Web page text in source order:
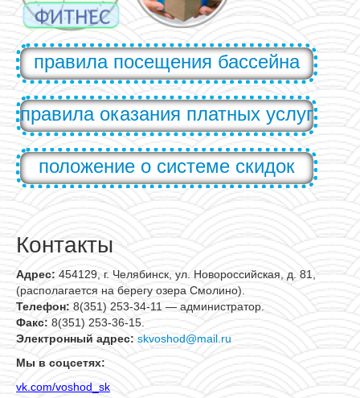
правила посещения бассейна
правила оказания платных услуг
положение о системе скидок
Контакты
Адрес: 454129, г. Челябинск, ул. Новороссийская, д. 81,
(располагается на берегу озера Смолино).
Телефон: 8(351) 253-34-11 — администратор.
Факс: 8(351) 253-36-15.
Электронный адрес: skvoshod@mail.ru
Мы в соцсетях:
vk.com/voshod_sk